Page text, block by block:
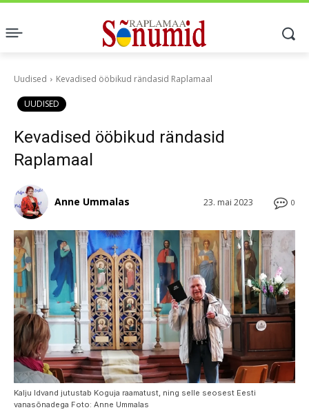
Uudised Kevadised ööbikud rändasid Raplamaal
UUDISED
Kevadised ööbikud rändasid
Raplamaal
0
23. mai 2023
Anne Ummalas
Kalju Idvand jutustab Koguja raamatust, ning selle seosest Eesti
vanasõnadega Foto: Anne Ummalas